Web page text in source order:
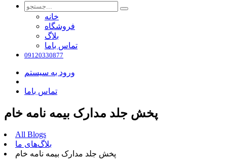
خانه
فروشگاه
بلاگ
تماس باما
09120330877
ورود به سیستم
تماس باما
پخش جلد مدارک بیمه نامه خام
All Blogs
بلاگ‌های ما
پخش جلد مدارک بیمه نامه خام